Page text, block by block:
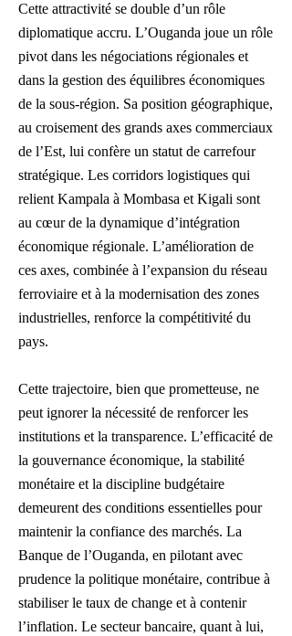
Cette attractivité se double d’un rôle
diplomatique accru. L’Ouganda joue un rôle
pivot dans les négociations régionales et
dans la gestion des équilibres économiques
de la sous-région. Sa position géographique,
au croisement des grands axes commerciaux
de l’Est, lui confère un statut de carrefour
stratégique. Les corridors logistiques qui
relient Kampala à Mombasa et Kigali sont
au cœur de la dynamique d’intégration
économique régionale. L’amélioration de
ces axes, combinée à l’expansion du réseau
ferroviaire et à la modernisation des zones
industrielles, renforce la compétitivité du
pays.
Cette trajectoire, bien que prometteuse, ne
peut ignorer la nécessité de renforcer les
institutions et la transparence. L’efficacité de
la gouvernance économique, la stabilité
monétaire et la discipline budgétaire
demeurent des conditions essentielles pour
maintenir la confiance des marchés. La
Banque de l’Ouganda, en pilotant avec
prudence la politique monétaire, contribue à
stabiliser le taux de change et à contenir
l’inflation. Le secteur bancaire, quant à lui,